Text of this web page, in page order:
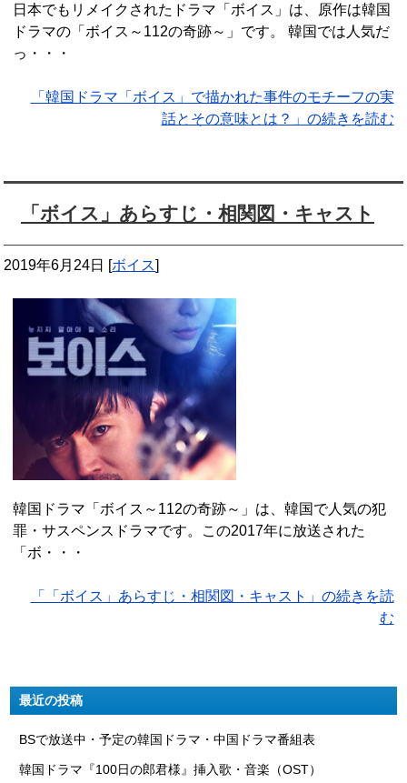
日本でもリメイクされたドラマ「ボイス」は、原作は韓国
ドラマの「ボイス～112の奇跡～」です。 韓国では人気だ
っ・・・
「韓国ドラマ「ボイス」で描かれた事件のモチーフの実
話とその意味とは？」の続きを読む
「ボイス」あらすじ・相関図・キャスト
2019年6月24日 [ボイス]
韓国ドラマ「ボイス～112の奇跡～」は、韓国で人気の犯
罪・サスペンスドラマです。この2017年に放送された
「ボ・・・
「「ボイス」あらすじ・相関図・キャスト」の続きを読
む
最近の投稿
BSで放送中・予定の韓国ドラマ・中国ドラマ番組表
韓国ドラマ『100日の郎君様』挿入歌・音楽（OST）